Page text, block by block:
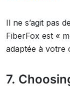
Il ne s’agit pas
FiberFox est «
adaptée à votre
7.